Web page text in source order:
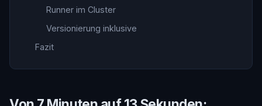
Runner im Cluster
Versionierung inklusive
Fazit